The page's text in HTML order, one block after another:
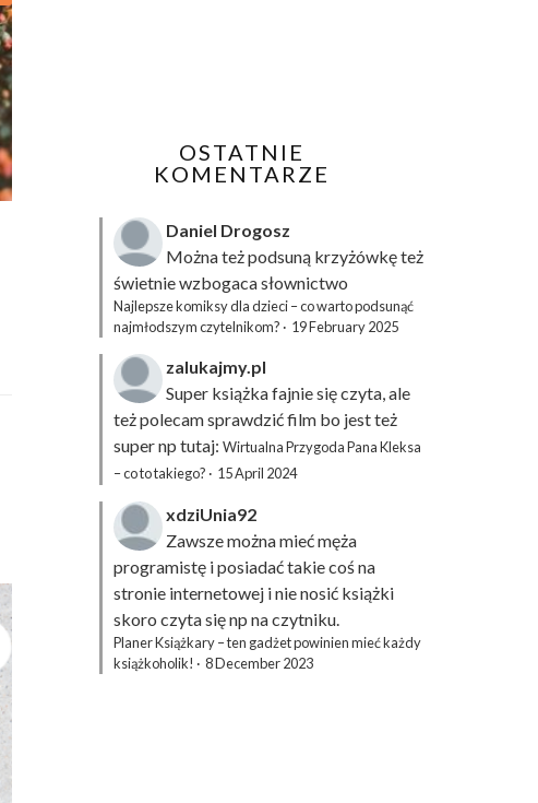
OSTATNIE
KOMENTARZE
Daniel Drogosz
Można też podsuną krzyżówkęteż
świetnie wzbogaca słownictwo
Najlepsze komiksy dla dzieci – co warto podsunąć
najmłodszym czytelnikom? · 19 February 2025
zalukajmy.pl
Super książka fajnie się czyta, ale
też polecam sprawdzić film bo jest też
super np tutaj: Wirtualna Przygoda Pana Kleksa
– co to takiego? · 15 April 2024
xdziUnia92
Zawsze można mieć męża
programistę i posiadać takie coś na
stronie internetowej i nie nosić książki
skoro czyta się np na czytniku.
Planer Książkary – ten gadżet powinien mieć każdy
książkoholik! · 8 December 2023